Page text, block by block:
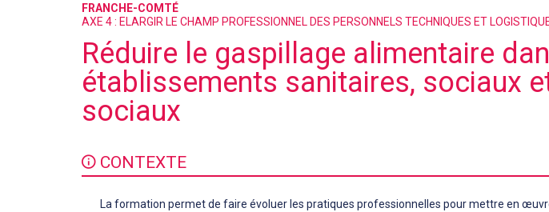
FRANCHE-COMTÉ
AXE 4 : ELARGIR LE CHAMP PROFESSIONNEL DES PERSONNELS TECHNIQUES ET
Réduire le gaspillage alimentaire
établissements sanitaires, sociaux
sociaux
CONTEXTE
La formation permet de faire évoluer les pratiques professionnelles pour mettre en